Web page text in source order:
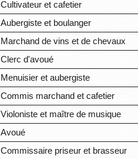
Cultivateur et cafetier
Aubergiste et boulanger
Marchand de vins et de chevaux
Clerc d'avoué
Menuisier et aubergiste
Commis marchand et cafetier
Violoniste et maître de musique
Avoué
Commissaire priseur et brasseur